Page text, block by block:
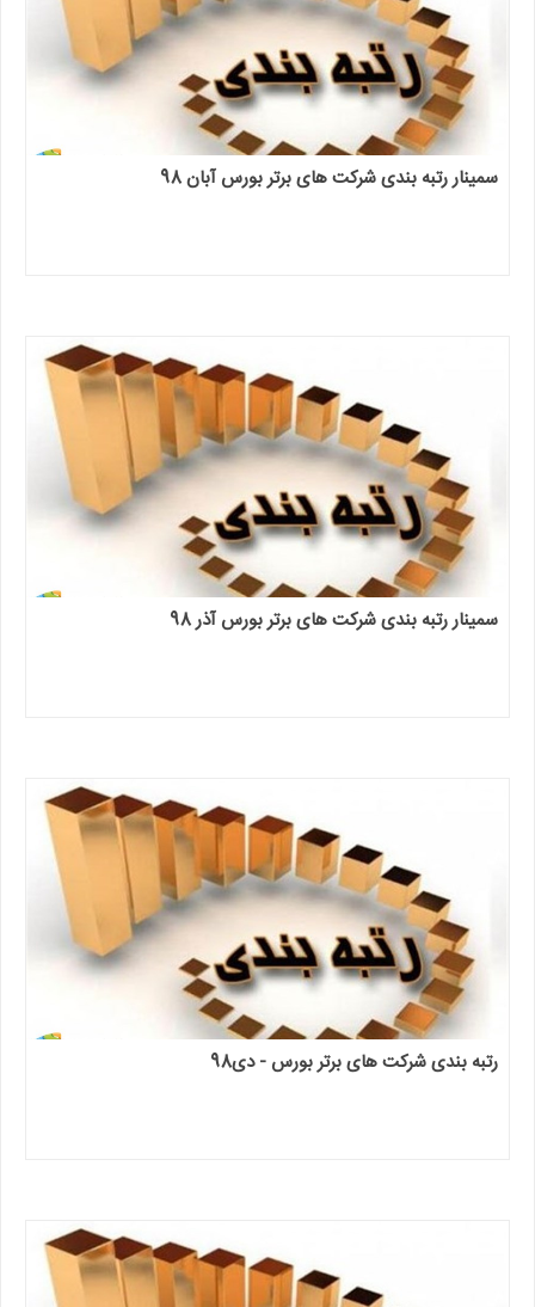
سمینار رتبه بندی شرکت های برتر بورس آبان 98
سمینار رتبه بندی شرکت های برتر بورس آذر 98
رتبه بندی شرکت های برتر بورس - دی98